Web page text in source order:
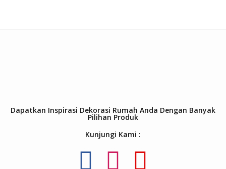
Dapatkan Inspirasi Dekorasi Rumah Anda Dengan Banyak
Pilihan Produk
Kunjungi Kami :